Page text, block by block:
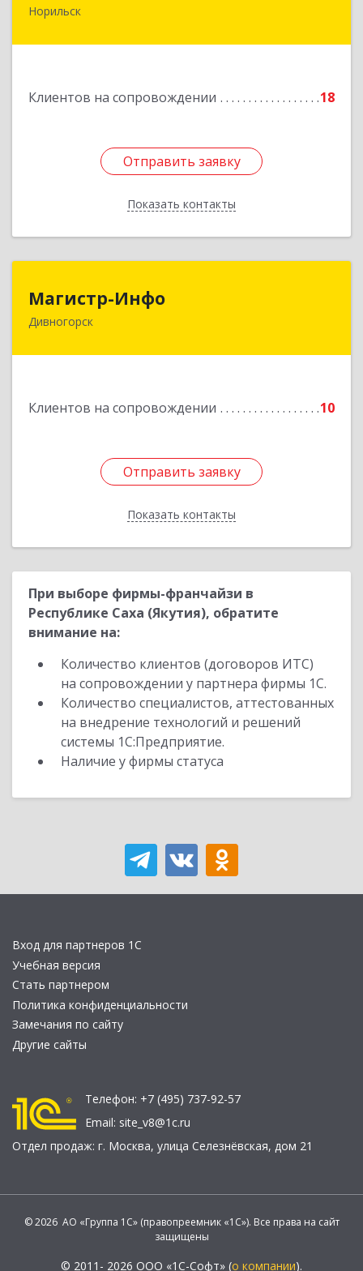
Норильск
Клиентов на сопровождении 18
Отправить заявку
Показать контакты
663302, Красноярский край, Норильск г,
Отправить заявку
Назад
Магистр-Инфо
Дивногорск
Клиентов на сопровождении 10
Отправить заявку
Показать контакты
663090 Красноярский край Дивногорск г
Отправить заявку
Назад
При выборе фирмы-франчайзи в
Республике Саха (Якутия), обратите
внимание на:
Количество клиентов (договоров ИТС)
на сопровождении у партнера фирмы 1С.
Количество специалистов, аттестованных
на внедрение технологий и решений
системы 1С:Предприятие.
Наличие у фирмы статуса
Вход для партнеров 1С
Учебная версия
Стать партнером
Политика конфиденциальности
Замечания по сайту
Другие сайты
Телефон: +7 (495) 737-92-57
Email: site_v8@1c.ru
Отдел продаж: г. Москва, улица Селезнёвская, дом 21
© 2026 АО «Группа 1С» (правопреемник «1С»). Все права на сайт
защищены
© 2011- 2026 ООО «1С-Софт» (о компании).